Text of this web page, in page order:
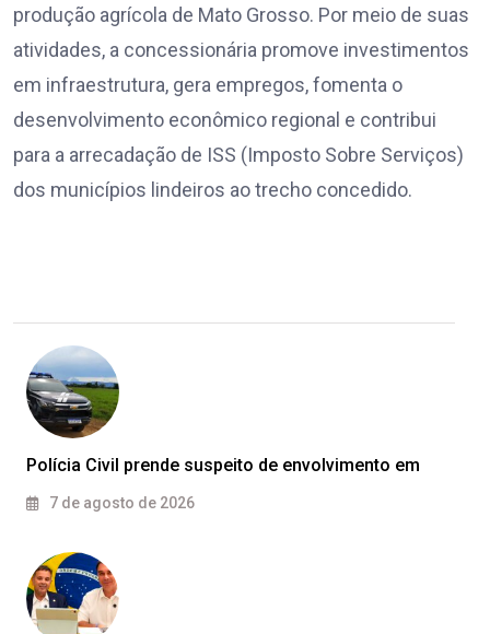
produção agrícola de Mato Grosso. Por meio de suas
atividades, a concessionária promove investimentos
em infraestrutura, gera empregos, fomenta o
desenvolvimento econômico regional e contribui
para a arrecadação de ISS (Imposto Sobre Serviços)
dos municípios lindeiros ao trecho concedido.
Polícia Civil prende suspeito de envolvimento em
7 de agosto de 2026